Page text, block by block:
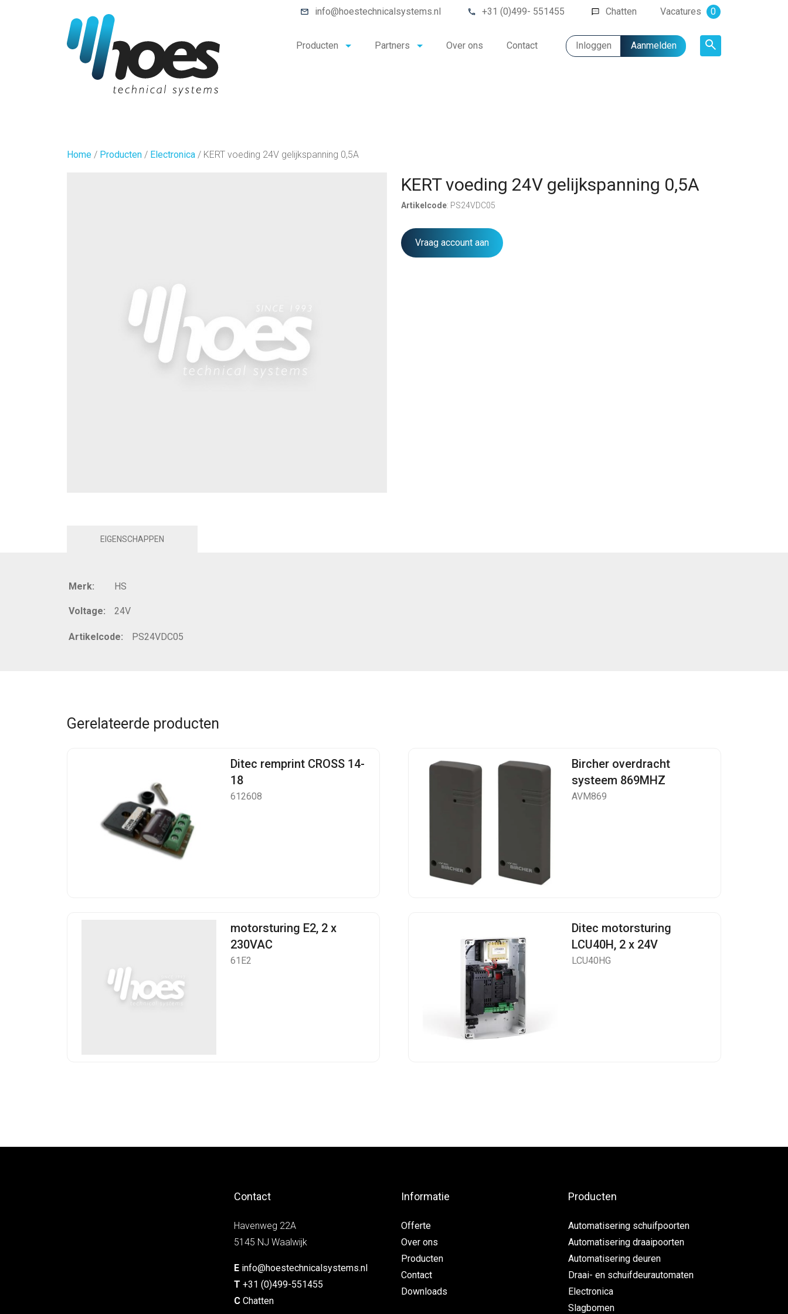
info@hoestechnicalsystems.nl +31 (0)499- 551455 Chatten Vacatures 0
Producten Partners Over ons Contact Inloggen Aanmelden
Home / Producten / Electronica / KERT voeding 24V gelijkspanning 0,5A
KERT voeding 24V gelijkspanning 0,5A
Artikelcode: PS24VDC05
Vraag account aan
EIGENSCHAPPEN
Merk: HS
Voltage: 24V
Artikelcode: PS24VDC05
Gerelateerde producten
Ditec remprint CROSS 14-
18
612608
Bircher overdracht
systeem 869MHZ
AVM869
motorsturing E2, 2 x
230VAC
61E2
Ditec motorsturing
LCU40H, 2 x 24V
LCU40HG
Contact
Havenweg 22A
5145 NJ Waalwijk
E info@hoestechnicalsystems.nl
T +31 (0)499-551455
C Chatten
Informatie
Offerte
Over ons
Producten
Contact
Downloads
Producten
Automatisering schuifpoorten
Automatisering draaipoorten
Automatisering deuren
Draai- en schuifdeurautomaten
Electronica
Slagbomen